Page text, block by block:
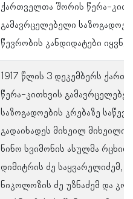
ქართველთა შორის წერა-
გამავრცელებელი
წევრობის კანდიდატები
1917 წლის 3 დეკემბერს
წერა-კითხვის
საზოგადოების კრებაზე
გადაიხადეს მიხეილ მიხეილის
ნინო სვიმონის ასულმა
დიმიტრის ძე საყვარელიძემ,
ნიკოლოზის ძე უზნაძემ და